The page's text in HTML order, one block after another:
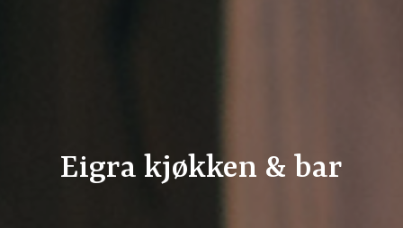
Eigra kjøkken & bar